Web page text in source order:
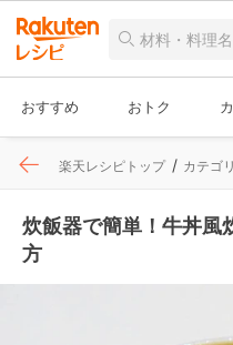
おすすめ おトク
楽天レシピトップ カテゴリ
炊飯器で簡単！牛丼風
方